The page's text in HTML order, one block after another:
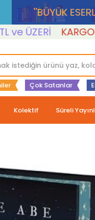
''BÜYÜK
KARGO
Çok Satanlar
Kolektif Süreli